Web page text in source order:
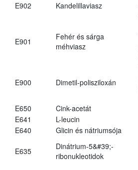
E902 Kandelillaviasz
E901
Fehér és sárga
méhviasz
E900 Dimetil-polisziloxán
E650
Cink-acetát
E641
L-leucin
E640
Glicin és nátriumsója
E635
Dinátrium-5&#39;-
ribonukleotidok